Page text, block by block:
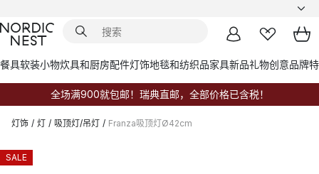
餐具软装小物炊具和厨房配件灯饰地毯和纺织品家具新品礼物创意品牌
全场满900就包邮！瑞典直邮，全部价格已含税！
灯饰 / 灯 / 吸顶灯/吊灯 / Franza吸顶灯Ø42cm
SALE